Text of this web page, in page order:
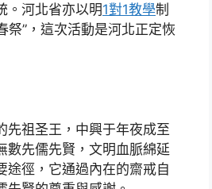
。河北省亦以明1對1教學制
祭”，這次活動是河北正定恢
先祖圣王，中興于年夜成至
數先儒先賢，文明血脈綿延
途徑，它通過內在的齋戒自